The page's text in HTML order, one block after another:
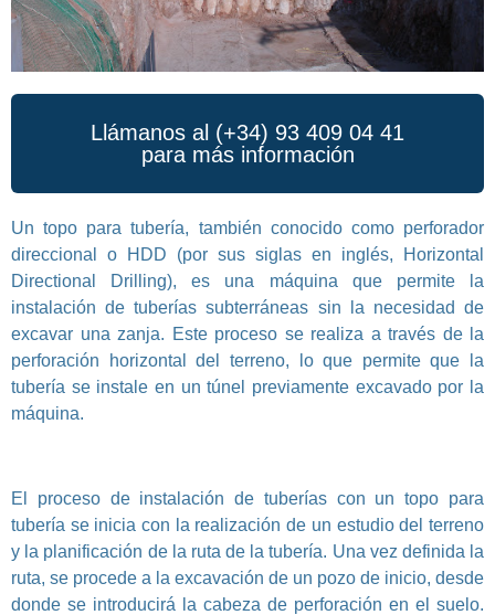
Llámanos al (+34) 93 409 04 41
para más información
Un topo para tubería, también conocido como perforador
direccional o HDD (por sus siglas en inglés, Horizontal
Directional Drilling), es una máquina que permite la
instalación de tuberías subterráneas sin la necesidad de
excavar una zanja. Este proceso se realiza a través de la
perforación horizontal del terreno, lo que permite que la
tubería se instale en un túnel previamente excavado por la
máquina.
El proceso de instalación de tuberías con un topo para
tubería se inicia con la realización de un estudio del terreno
y la planificación de la ruta de la tubería. Una vez definida la
ruta, se procede a la excavación de un pozo de inicio, desde
donde se introducirá la cabeza de perforación en el suelo.